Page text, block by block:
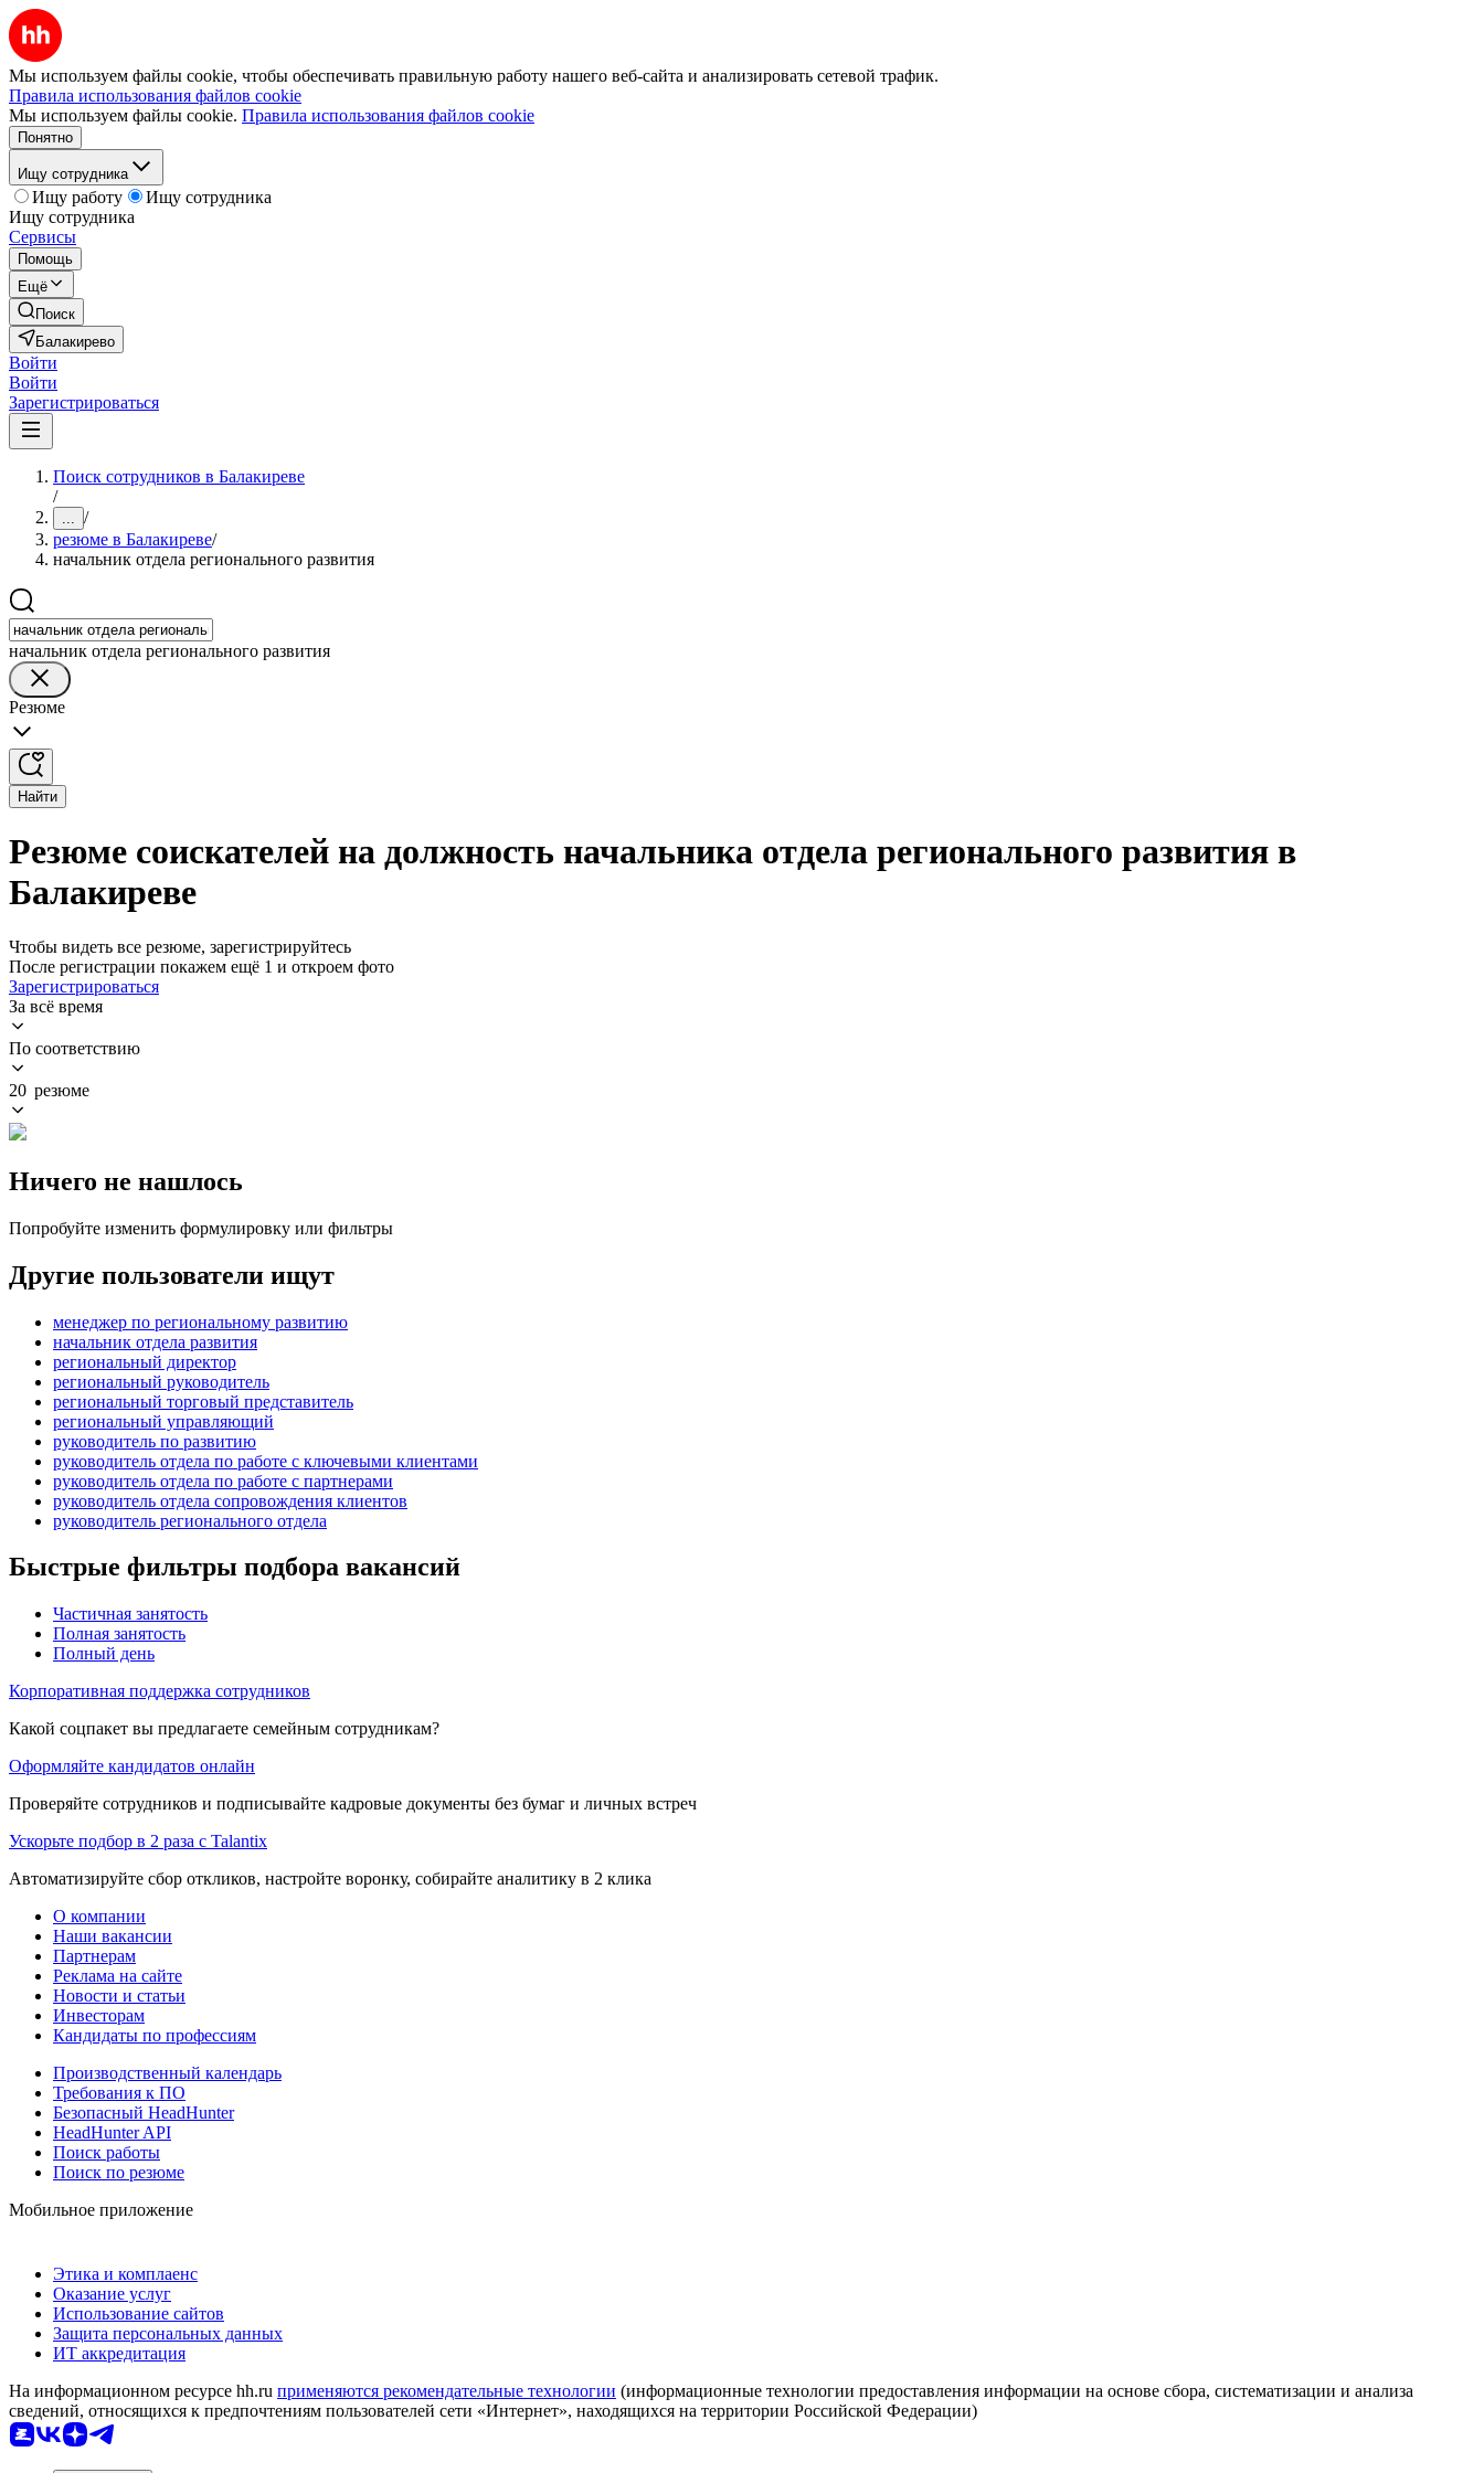
Мы используем файлы cookie, чтобы обеспечивать правильную работу нашего веб-сайта и анализировать сетевой трафик.
Правила использования файлов cookie
Мы используем файлы cookie. Правила использования файлов cookie
Понятно
Ищу сотрудника
Ищу работу
Ищу сотрудника
Ищу сотрудника
Сервисы
Помощь
Ещё
Поиск
Балакирево
Войти
Войти
Зарегистрироваться
Поиск сотрудников в Балакиреве
/
... /
резюме в Балакиреве/
начальник отдела регионального развития
начальник отдела регионального развития
Резюме
Найти
Резюме соискателей на должность начальника отдела регионального развития в
Балакиреве
Чтобы видеть все резюме, зарегистрируйтесь
После регистрации покажем ещё 1 и откроем фото
Зарегистрироваться
За всё время
По соответствию
20 резюме
Ничего не нашлось
Попробуйте изменить формулировку или фильтры
Другие пользователи ищут
менеджер по региональному развитию
начальник отдела развития
региональный директор
региональный руководитель
региональный торговый представитель
региональный управляющий
руководитель по развитию
руководитель отдела по работе с ключевыми клиентами
руководитель отдела по работе с партнерами
руководитель отдела сопровождения клиентов
руководитель регионального отдела
Быстрые фильтры подбора вакансий
Частичная занятость
Полная занятость
Полный день
Корпоративная поддержка сотрудников
Какой соцпакет вы предлагаете семейным сотрудникам?
Оформляйте кандидатов онлайн
Проверяйте сотрудников и подписывайте кадровые документы без бумаг и личных встреч
Ускорьте подбор в 2 раза с Talantix
Автоматизируйте сбор откликов, настройте воронку, собирайте аналитику в 2 клика
О компании
Наши вакансии
Партнерам
Реклама на сайте
Новости и статьи
Инвесторам
Кандидаты по профессиям
Производственный календарь
Требования к ПО
Безопасный HeadHunter
HeadHunter API
Поиск работы
Поиск по резюме
Мобильное приложение
Этика и комплаенс
Оказание услуг
Использование сайтов
Защита персональных данных
ИТ аккредитация
На информационном ресурсе hh.ru применяются рекомендательные технологии (информационные технологии предоставления информации на основе сбора, систематизации и анализа
сведений, относящихся к предпочтениям пользователей сети «Интернет», находящихся на территории Российской Федерации)